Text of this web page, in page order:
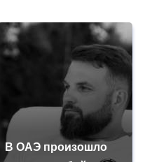
В ОАЭ произошло